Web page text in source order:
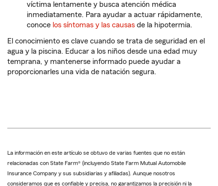
víctima lentamente y busca atención médica
inmediatamente. Para ayudar a actuar rápidamente,
conoce los síntomas y las causas de la hipotermia.
El conocimiento es clave cuando se trata de seguridad en el
agua y la piscina. Educar a los niños desde una edad muy
temprana, y mantenerse informado puede ayudar a
proporcionarles una vida de natación segura.
La información en este artículo se obtuvo de varias fuentes que no están
relacionadas con State Farm® (incluyendo State Farm Mutual Automobile
Insurance Company y sus subsidiarias y afiliadas). Aunque nosotros
consideramos que es confiable y precisa, no garantizamos la precisión ni la